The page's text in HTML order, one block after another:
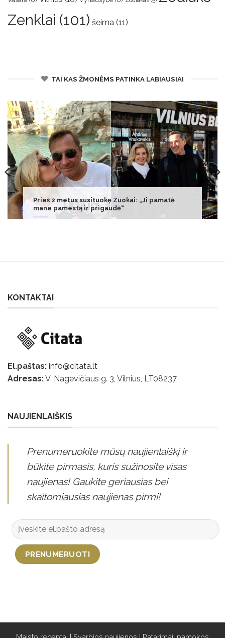
Zenklai (101) šeima (11)
TAI KAS ŽMONĖMS PATINKA LABIAUSIAI
Kyjivas laukia Maskvos atsakymo: „Atėjo laikas
užbaigti šį karą“
KONTAKTAI
El.paštas: info@citata.lt
Adresas:V. Nagevičiaus g. 3, Vilnius, LT08237
NAUJIENLAIŠKIS
Prenumeruokite mūsų naujienlaiškį ir
būkite pirmasis, kuris sužinosite visas
naujienas! Gaukite geriausias bei
skaitomiausias naujienas pirmi!